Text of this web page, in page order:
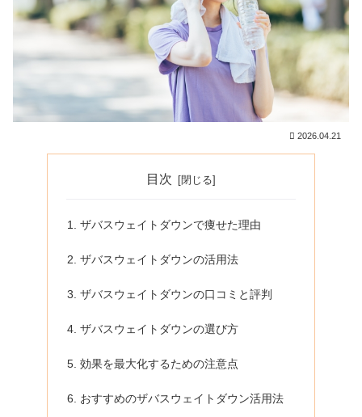
2026.04.21
目次
ザバスウェイトダウンで痩せた理由
ザバスウェイトダウンの活用法
ザバスウェイトダウンの口コミと評判
ザバスウェイトダウンの選び方
効果を最大化するための注意点
おすすめのザバスウェイトダウン活用法